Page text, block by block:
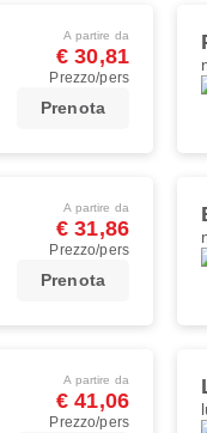
A partire da
€ 30,81
Prezzo/pers
Prenota
A partire da
€ 31,86
Prezzo/pers
Prenota
A partire da
€ 41,06
Prezzo/pers